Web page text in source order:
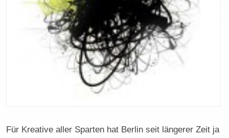
Für Kreative aller Sparten hat Berlin seit längerer Zeit ja